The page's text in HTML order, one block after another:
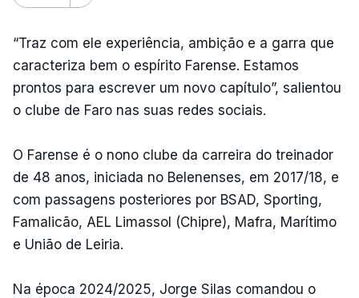
“Traz com ele experiência, ambição e a garra que
caracteriza bem o espírito Farense. Estamos
prontos para escrever um novo capítulo”, salientou
o clube de Faro nas suas redes sociais.
O Farense é o nono clube da carreira do treinador
de 48 anos, iniciada no Belenenses, em 2017/18, e
com passagens posteriores por BSAD, Sporting,
Famalicão, AEL Limassol (Chipre), Mafra, Marítimo
e União de Leiria.
Na época 2024/2025, Jorge Silas comandou o